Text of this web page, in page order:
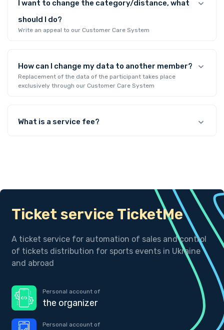
I want to change the category/distance, what
should I do?
Write an appeal to our Customer Care System
How can I change my data to another member?
Replacement of the data of the participant takes place
exclusively through our Customer Care System
What is a service fee?
Ticket service TicketMe
A ticket service for automation of sales and control
of tickets distribution for sports events in Ukraine
and abroad
Personal account of
the organizer
Personal account of